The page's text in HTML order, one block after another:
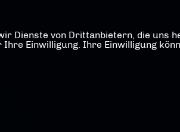
Dienste von Drittanbietern, die uns
Einwilligung. Ihre Einwilligung